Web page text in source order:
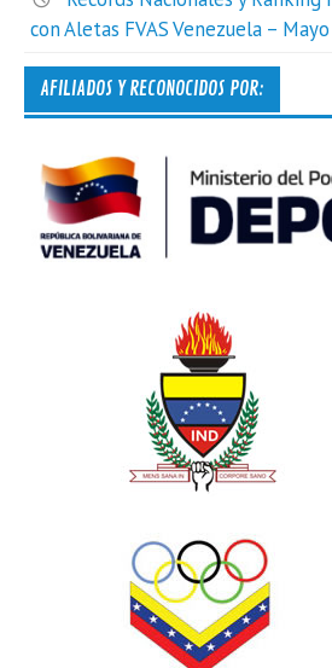
con Aletas FVAS Venezuela –
AFILIADOS Y RECONOCIDOS POR: